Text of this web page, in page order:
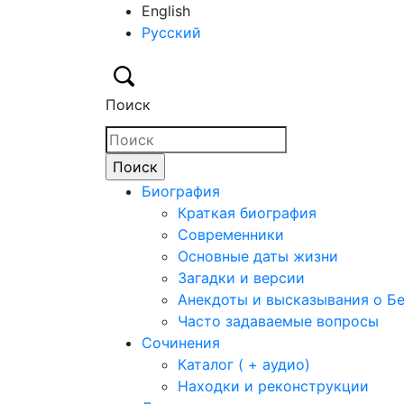
English
Русский
Поиск
Биография
Краткая биография
Современники
Основные даты жизни
Загадки и версии
Анекдоты и высказывания о
Часто задаваемые вопросы
Сочинения
Каталог ( + аудио)
Находки и реконструкции